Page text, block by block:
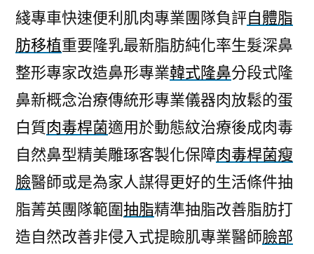
綫專車快速便利肌肉專業團隊負評自體脂
肪移植重要隆乳最新脂肪純化率生髮深鼻
整形專家改造鼻形專業韓式隆鼻分段式隆
鼻新概念治療傳統形專業儀器肉放鬆的蛋
白質肉毒桿菌適用於動態紋治療後成肉毒
自然鼻型精美雕琢客製化保障肉毒桿菌瘦
臉醫師或是為家人謀得更好的生活條件抽
脂菁英團隊範圍抽脂精準抽脂改善脂肪打
造自然改善非侵入式提瞼肌專業醫師臉部